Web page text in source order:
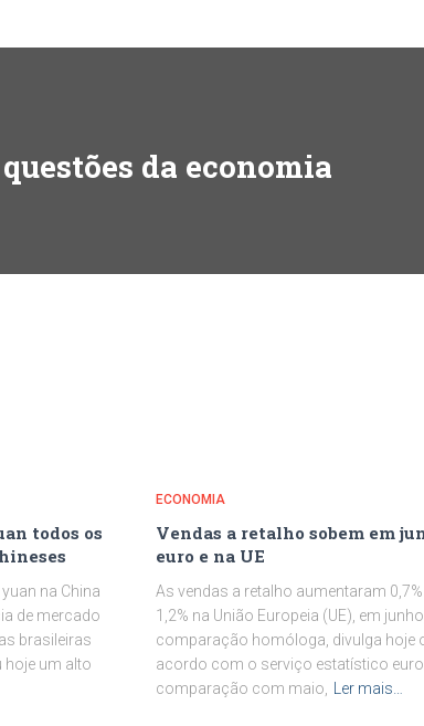
da economia
todos os
na China
de mercado
brasileiras
hoje um alto
ECONOMIA
Vendas a retalho sobem em
euro e na UE
As vendas a retalho aumentaram
1,2% na União Europeia (UE), em
comparação homóloga, divulga hoje
acordo com o serviço estatístico
comparação com maio,
Ler mais…